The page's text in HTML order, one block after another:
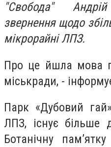
"Свобода"
звернення щодо
мікрорайні ЛПЗ.
Про це йшла мова
міськради, -
Парк «Дубовий
ЛПЗ, існує більше
Ботанічну